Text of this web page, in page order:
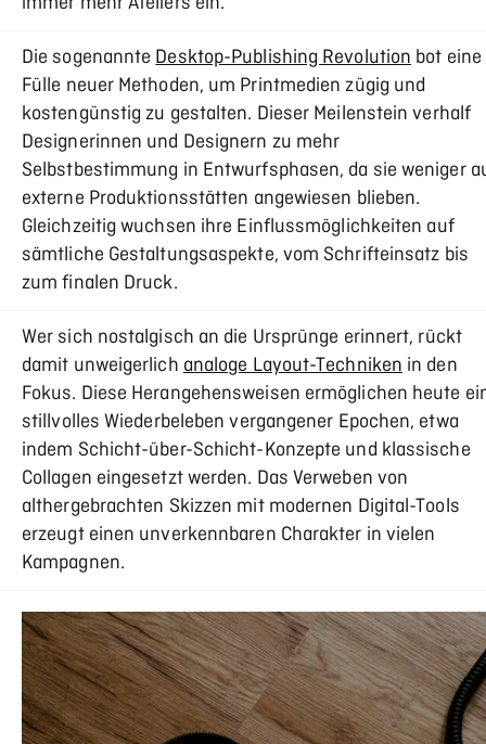
Die sogenannteDesktop-Publishing Revolutionbot eine
Fülle neuer Methoden, um Printmedien zügig und
kostengünstig zu gestalten. Dieser Meilenstein verhalf
Designerinnen und Designern zu mehr
Selbstbestimmung in Entwurfsphasen, da sie weniger
externe Produktionsstätten angewiesen blieben.
Gleichzeitig wuchsen ihre Einflussmöglichkeiten auf
sämtliche Gestaltungsaspekte, vom Schrifteinsatz bis
zum finalen Druck.
Wer sich nostalgisch an die Ursprünge erinnert, rückt
damit unweigerlichanaloge Layout-Techniken in den
Fokus. Diese Herangehensweisen ermöglichen heute
stillvolles Wiederbeleben vergangener Epochen, etwa
indem Schicht-über-Schicht-Konzepte und klassische
Collagen eingesetzt werden. Das Verweben von
althergebrachten Skizzen mit modernen Digital-Tools
erzeugt einen unverkennbaren Charakter in vielen
Kampagnen.